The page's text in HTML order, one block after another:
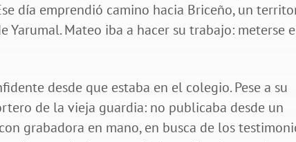
día emprendió camino hacia Briceño, un
Mateo iba a hacer su trabajo: meterse
desde que estaba en el colegio. Pese a su
de la vieja guardia: no publicaba desde un
grabadora en mano, en busca de los